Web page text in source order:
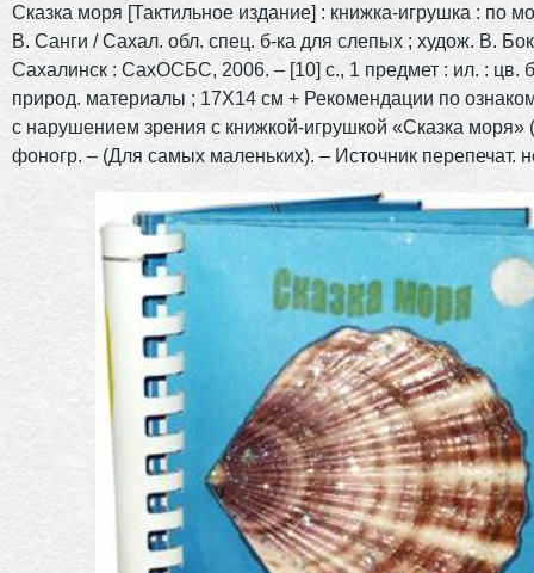
Сказка моря [Тактильное издание] : книжка-игрушка : по
В. Санги / Сахал. обл. спец. б-ка для слепых ; худож. В.
Сахалинск : СахОСБС, 2006. – [10] с., 1 предмет : ил. : цв.
природ. материалы ; 17Х14 см + Рекомендации по
с нарушением зрения с книжкой-игрушкой «Сказка моря»
фоногр. – (Для самых маленьких). – Источник перепечат.